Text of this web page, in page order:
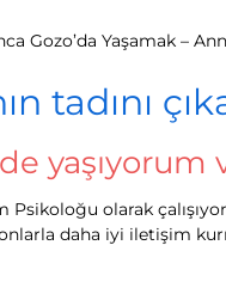
Gozo’da Yaşamak –
tadını
yaşıyorum
olarak
daha iyi iletişim